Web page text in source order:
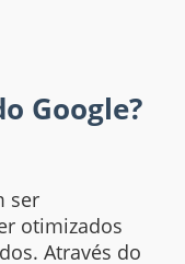
Google?
ser
otimizados
Através do